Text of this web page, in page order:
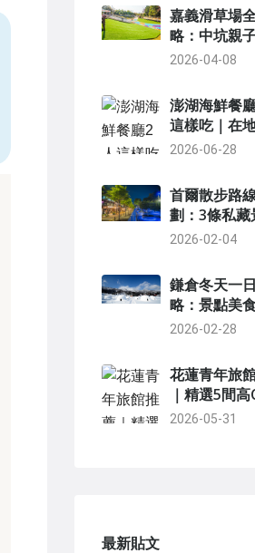
嘉義滑草場
略：中坑親
玩，費用技巧
2026-04-08
澎湖海鮮餐
這樣吃｜在
藏高CP值清單
2026-06-28
首爾散步路
劃：3條私藏
路線，避開人
2026-02-04
鎌倉冬天一
略：景點美
程規劃
2026-02-28
花蓮青年旅
｜精選5間高
背包客棧，近
2026-05-31
最新貼文